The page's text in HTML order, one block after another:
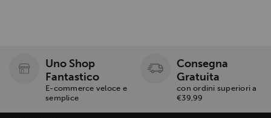
Uno Shop
Fantastico
E-commerce veloce e
semplice
Consegna
Gratuita
con ordini superiori a
€39,99